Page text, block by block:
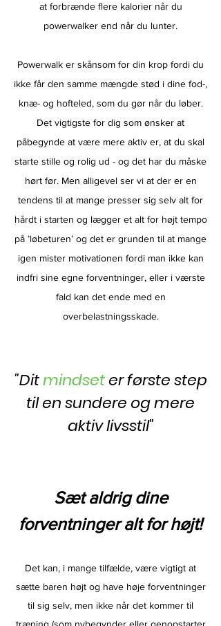
at forbrænde flere kalorier når du
powerwalker end når du lunter.
Powerwalk er skånsom for din krop fordi du
ikke får den samme mængde stød i dine fod-,
knæ- og hofteled, som du gør når du løber.
Det vigtigste for dig som ønsker at
påbegynde at være mere aktiv er, at du skal
starte stille og rolig ud - og det har du måske
hørt før. Men alligevel ser vi at der er en
tendens til at mange presser sig selv alt for
hårdt i starten og lægger et alt for højt tempo
på ’løbeturen’ og det er grunden til at mange
igen mister motivationen fordi man ikke kan
indfri sine egne forventninger, eller i værste
fald kan det ende med en
overbelastningsskade.
"Ditmindseter første step
til en sundere og mere
aktiv livsstil"
Sæt aldrig dine
forventninger alt for højt!
Det kan, i mange tilfælde, være vigtigt at
sætte baren højt og have høje forventninger
til sig selv, men ikke når det kommer til